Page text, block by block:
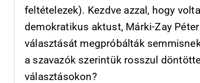
feltételezek). Kezdve azzal, hogy
demokratikus aktust, Márki-Zay
választását megpróbálták
a szavazók szerintük rosszul
választásokon?